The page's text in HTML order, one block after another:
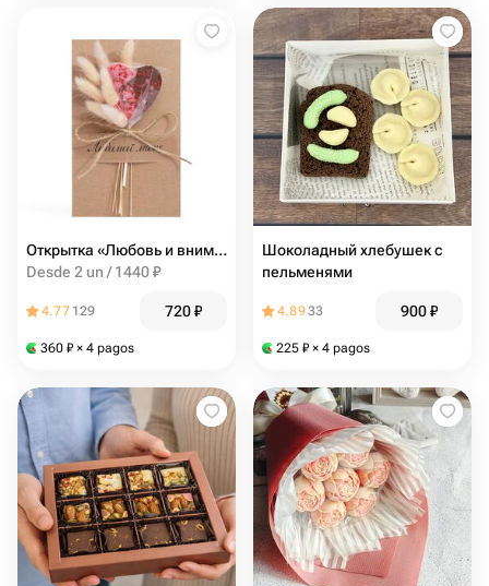
Открытка «Любовь и внимание»
Desde 2 un / 1440 ₽
4.77 129 720₽
360 ₽ × 4 pagos
Шоколадный хлебушек с
пельменями
4.8933 900₽
225 ₽ × 4 pagos